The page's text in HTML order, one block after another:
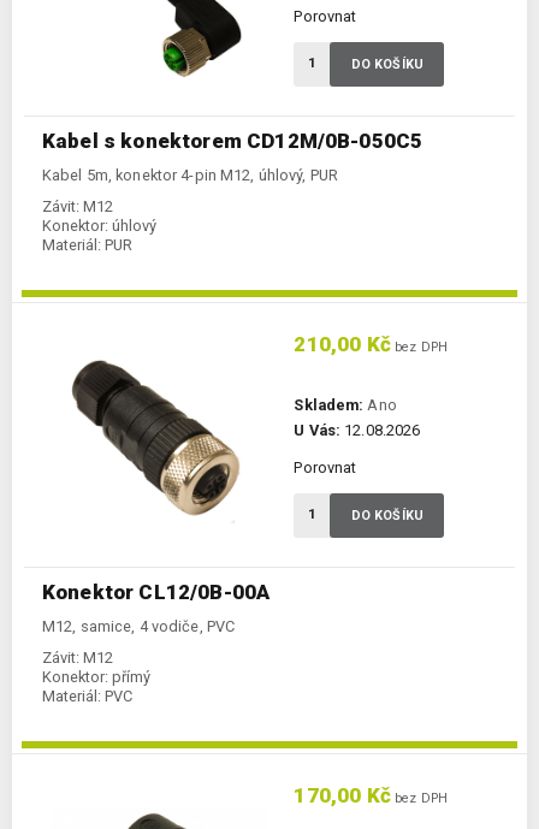
Kabel s konektorem CD12M/0B-050C5
Kabel 5m, konektor 4-pin M12, úhlový, PUR
Závit: M12
Konektor: úhlový
Materiál: PUR
Porovnat
DO KOŠÍKU
Konektor CL12/0B-00A
M12, samice, 4 vodiče, PVC
Závit: M12
Konektor: přímý
Materiál: PVC
210,00 Kč bez DPH
Skladem: Ano
U Vás: 12.08.2026
Porovnat
DO KOŠÍKU
170,00 Kč bez DPH